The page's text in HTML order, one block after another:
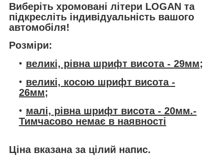
Виберіть хромовані літери LOGAN та
підкресліть індивідуальність вашого
автомобіля!
Розміри:
великі, рівна шрифт висота - 29мм;
великі, косою шрифт висота -
26мм;
малі, рівна шрифт висота - 20мм.-
Тимчасово немає в наявності
Цінавказана за цілий напис.